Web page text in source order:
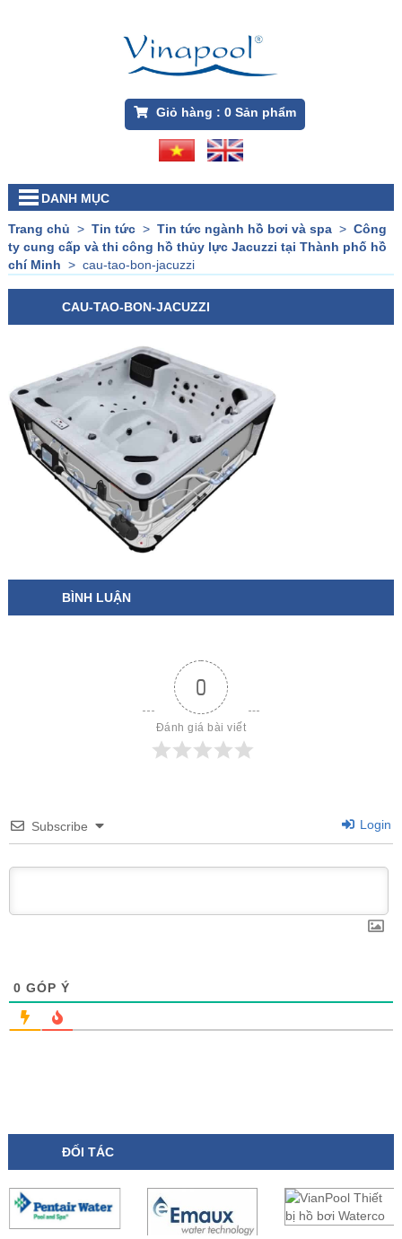
Giỏ hàng : 0Sản phẩm
DANH MỤC
Trang chủ > Tin tức> Tin tức ngành hồ bơi và spa> Công
ty cung cấp và thi công hồ thủy lực Jacuzzi tại Thành phố hồ
chí Minh > cau-tao-bon-jacuzzi
CAU-TAO-BON-JACUZZI
BÌNH LUẬN
0
Đánh giá bài viết
Subscribe Login
0 GÓP Ý
ĐỐI TÁC